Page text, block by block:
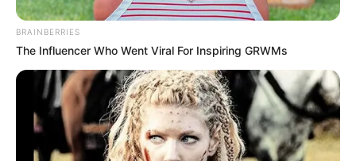
BRAINBERRIES
The Influencer Who Went Viral For Inspiring GRWMs